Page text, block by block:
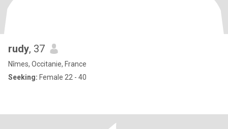
rudy, 37
Nîmes, Occitanie, France
Seeking: Female 22 - 40